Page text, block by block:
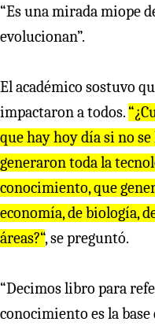
“Es una mirada miope
evolucionan”.
El académico sostuvo
impactaron a todos.
que hay hoy día si no
generaron toda la
conocimiento, que
economía, de biología,
áreas?“, se preguntó.
“Decimos libro para
conocimiento es la